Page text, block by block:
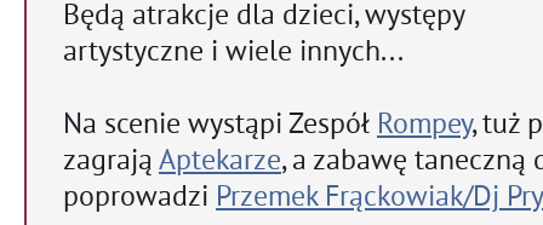
Będą atrakcje dla dzieci, występy
artystyczne i wiele innych...
Na scenie wystąpi Zespół Rompey, tuż
zagrają Aptekarze, a zabawę taneczną
poprowadzi Przemek Frąckowiak/Dj